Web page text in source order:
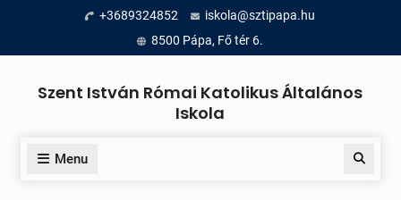
content
+3689324852
iskola@sztipapa.hu
8500 Pápa, Fő tér 6.
Szent István Római Katolikus Általános
Iskola
Menu Search